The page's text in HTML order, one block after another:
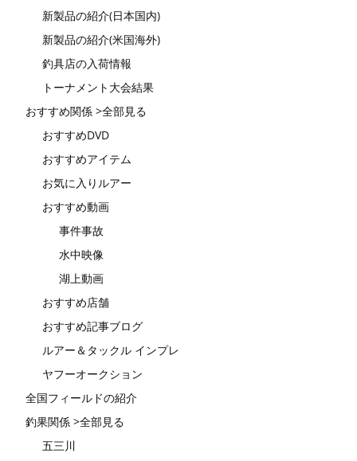
新製品の紹介(日本国内)
新製品の紹介(米国海外)
釣具店の入荷情報
トーナメント大会結果
おすすめ関係 >全部見る
おすすめDVD
おすすめアイテム
お気に入りルアー
おすすめ動画
事件事故
水中映像
湖上動画
おすすめ店舗
おすすめ記事ブログ
ルアー＆タックル インプレ
ヤフーオークション
全国フィールドの紹介
釣果関係 >全部見る
五三川